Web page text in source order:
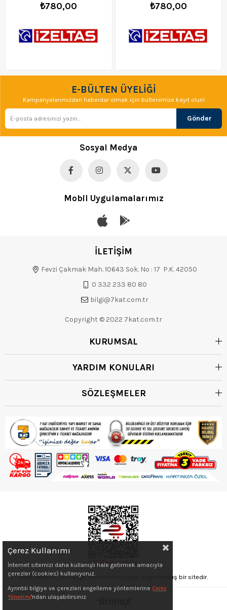
₺780,00 ₺780,00
E-BÜLTEN ÜYELİĞİ
Kampanyalarımızdan haberdar olmak için bültenimize kayıt olun!
Gönder
Sosyal Medya
Mobil Uygulamalarımız
İLETİŞİM
Fevzi Çakmak Mah. 10643 Sok. No : 17 P.K. 42050
0 332 233 80 80
bilgi@7kat.com.tr
Copyright © 2022 7kat.com.tr
KURUMSAL
YARDIM KONULARI
SÖZLEŞMELER
Elektronik Ticaret Bilgi Sistemin'de kaydı doğrulanmış bir sitedir.
Çerez Kullanımı
İnternet sitemizi daha kullanışlı hale getirmek amacıyla
çerezler (cookies) kullanıyoruz.
Ayrıntılı bilgiye ve çerezleri engelleme yöntemlerine Çerez
Yönetimi'ndan ulaşabilirsiniz